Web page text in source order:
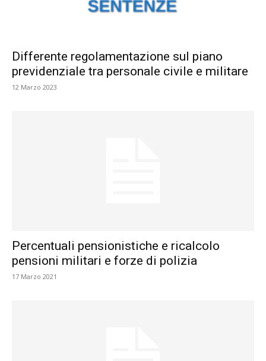
Differente regolamentazione sul piano
previdenziale tra personale civile e militare
12 Marzo 2023
Percentuali pensionistiche e ricalcolo
pensioni militari e forze di polizia
17 Marzo 2021